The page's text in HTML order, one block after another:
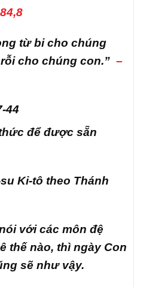
từ bi cho chúng
cho chúng con.” –
44
để được sẵn
Ki-tô theo Thánh
với các môn đệ
thế nào, thì ngày Con
sẽ như vậy.